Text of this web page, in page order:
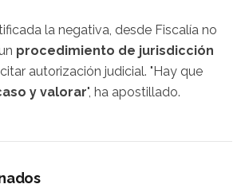
la negativa, desde Fiscalía no
procedimiento de jurisdicción
autorización judicial. "Hay que
y valorar", ha apostillado.